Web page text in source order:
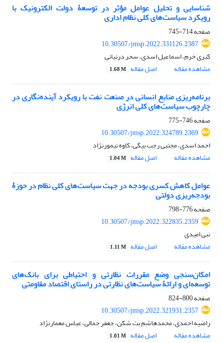
شناسایی و تحلیل عوامل مؤثر در توسعۀ دولت الکترونیک با
رویکرد سیاست‌های کلی نظام اداری
صفحه714-745
10.30507/jmsp.2022.331126.2387
کبری خرم، اسماعیل اسدی، سحر درنیانی
مشاهده مقاله
اصل مقاله 1.68 M
برنامه‌ریزی منابع انسانی در صنعت نفت با رویکرد آینده‌نگاری در
چارچوب سیاست‌های کلی انرژی
صفحه746-775
10.30507/jmsp.2022.324789.2369
احمد اسدی، مجتبی رجب بیگی، کاوه تیمورنژاد
مشاهده مقاله
اصل مقاله 1.04 M
عوامل کاهش کسری بودجه در جهت سیاست‌های کلی نظام در حوزۀ
بودجه‌ریزی دولتی
صفحه776-798
10.30507/jmsp.2022.322835.2359
نبی امیدی
مشاهده مقاله
اصل مقاله 1.11 M
امکان‌سنجی وضع مقررات نظارتی و احتیاطی برای بانک‌های
توسعه‌ای و ارائۀ سیاست‌های نظارتی در راستای اقتصاد مقاومتی
صفحه800-824
10.30507/jmsp.2022.321931.2357
راضیه احمدی، محمدهاشم بت شکن، جعفر جمالی، عباس معمارنژاد
مشاهده مقاله
اصل مقاله 1.01 M